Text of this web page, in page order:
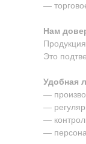
—
Нам
Это
Удобная
—
—
—
—